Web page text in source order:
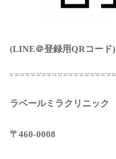
(LINE＠登録用QRコード)
ラベールミラクリニック
〒460-0008